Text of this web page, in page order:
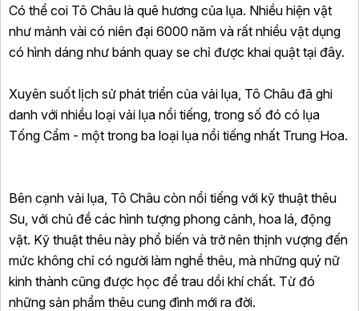
Có thể coi Tô Châu là quê hương của lụa. Nhiều hiện vật
như mảnh vài có niên đại 6000 năm và rất nhiều vật dụng
có hình dáng như bánh quay se chỉ được khai quật tại đây.
Xuyên suốt lịch sử phát triển của vải lụa, Tô Châu đã ghi
danh với nhiều loại vải lụa nổi tiếng, trong số đó có lụa
Tống Cẩm - một trong ba loại lụa nổi tiếng nhất Trung Hoa.
Bên cạnh vải lụa, Tô Châu còn nổi tiếng với kỹ thuật thêu
Su, với chủ đề các hình tượng phong cảnh, hoa lá, động
vật. Kỹ thuật thêu này phổ biến và trở nên thịnh vượng đến
mức không chỉ có người làm nghề thêu, mà những quý nữ
kinh thành cũng được học để trau dồi khí chất. Từ đó
những sản phẩm thêu cung đình mới ra đời.